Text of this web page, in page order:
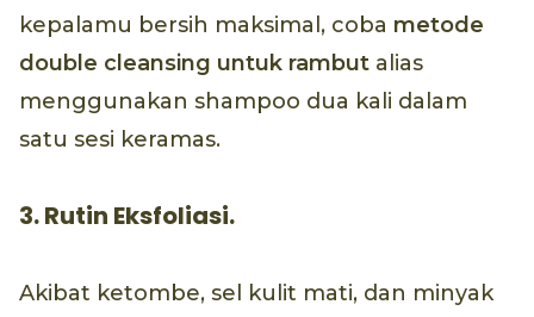
kepalamu bersih maksimal, coba metode
double cleansing untuk rambut alias
menggunakan shampoo dua kali dalam
satu sesi keramas.
3. Rutin Eksfoliasi.
Akibat ketombe, sel kulit mati, dan minyak